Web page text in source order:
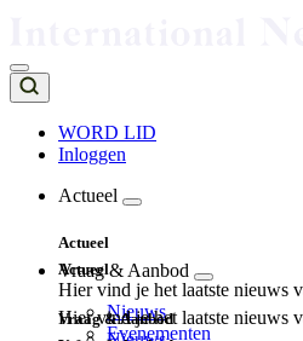
Top
navigation
WORD LID
Inloggen
navigation
Actueel
Actueel
Hier vind je het laatste nieuws
Nieuws
Evenementen
Actueel
Hier vind je het laatste nieuws
Vraag & Aanbod
Vraag & Aanbod